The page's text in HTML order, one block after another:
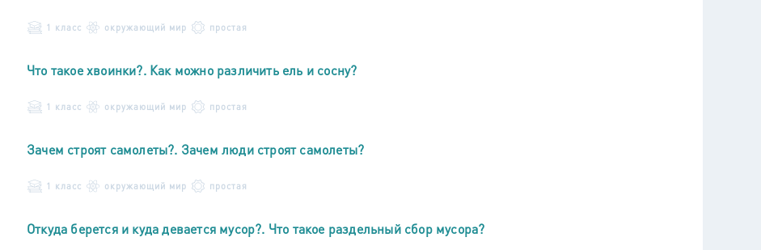
1 класс окружающий мир простая
Что такое хвоинки?. Как можно различить ель и сосну?
1 класс окружающий мир простая
Зачем строят самолеты?. Зачем люди строят самолеты?
1 класс окружающий мир простая
Откуда берется и куда девается мусор?. Что такое раздельный сбор мусора?